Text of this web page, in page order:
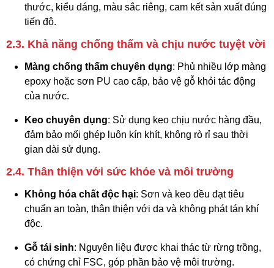
thước, kiểu dáng, màu sắc riêng, cam kết sản xuất đúng
tiến độ.
2.3. Khả năng chống thấm và chịu nước tuyệt vời
Màng chống thấm chuyên dụng: Phủ nhiều lớp màng
epoxy hoặc sơn PU cao cấp, bảo vệ gỗ khỏi tác động
của nước.
Keo chuyên dụng: Sử dụng keo chịu nước hàng đầu,
đảm bảo mối ghép luôn kín khít, không rò rỉ sau thời
gian dài sử dụng.
2.4. Thân thiện với sức khỏe và môi trường
Không hóa chất độc hại: Sơn và keo đều đạt tiêu
chuẩn an toàn, thân thiện với da và không phát tán khí
độc.
Gỗ tái sinh: Nguyên liệu được khai thác từ rừng trồng,
có chứng chỉ FSC, góp phần bảo vệ môi trường.